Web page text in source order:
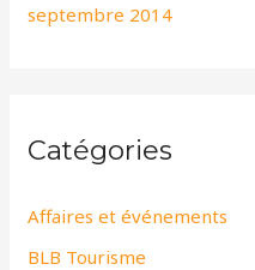
septembre 2014
Catégories
Affaires et événements
BLB Tourisme